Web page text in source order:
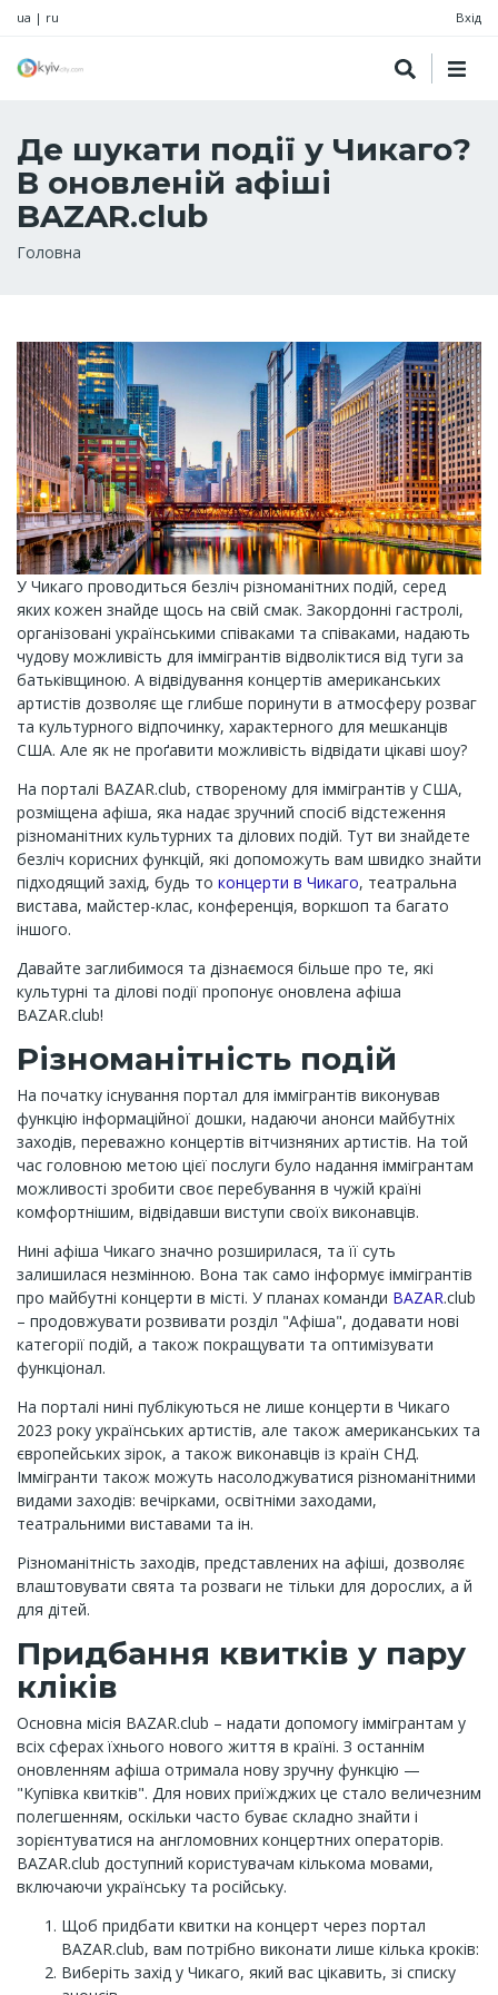
ua | ru Вхід
Де шукати події у Чикаго?
В оновленій афіші
BAZAR.club
Рядок
Головна
У Чикаго проводиться безліч різноманітних подій, серед
яких кожен знайде щось на свій смак. Закордонні гастролі,
організовані українськими співаками та співаками, надають
чудову можливість для іммігрантів відволіктися від туги за
батьківщиною. А відвідування концертів американських
артистів дозволяє ще глибше поринути в атмосферу розваг
та культурного відпочинку, характерного для мешканців
США. Але як не проґавити можливість відвідати цікаві шоу?
На порталі BAZAR.club, створеному для іммігрантів у США,
розміщена афіша, яка надає зручний спосіб відстеження
різноманітних культурних та ділових подій. Тут ви знайдете
безліч корисних функцій, які допоможуть вам швидко знайти
підходящий захід, будь то концерти в Чикаго, театральна
вистава, майстер-клас, конференція, воркшоп та багато
іншого.
Давайте заглибимося та дізнаємося більше про те, які
культурні та ділові події пропонує оновлена афіша
BAZAR.club!
Різноманітність подій
На початку існування портал для іммігрантів виконував
функцію інформаційної дошки, надаючи анонси майбутніх
заходів, переважно концертів вітчизняних артистів. На той
час головною метою цієї послуги було надання іммігрантам
можливості зробити своє перебування в чужій країні
комфортнішим, відвідавши виступи своїх виконавців.
Нині афіша Чикаго значно розширилася, та її суть
залишилася незмінною. Вона так само інформує іммігрантів
про майбутні концерти в місті. У планах команди BAZAR.club
– продовжувати розвивати розділ "Афіша", додавати нові
категорії подій, а також покращувати та оптимізувати
функціонал.
На порталі нині публікуються не лише концерти в Чикаго
2023 року українських артистів, але також американських та
європейських зірок, а також виконавців із країн СНД.
Іммігранти також можуть насолоджуватися різноманітними
видами заходів: вечірками, освітніми заходами,
театральними виставами та ін.
Різноманітність заходів, представлених на афіші, дозволяє
влаштовувати свята та розваги не тільки для дорослих, а й
для дітей.
Придбання квитків у пару
кліків
Основна місія BAZAR.club – надати допомогу іммігрантам у
всіх сферах їхнього нового життя в країні. З останнім
оновленням афіша отримала нову зручну функцію —
"Купівка квитків". Для нових приїжджих це стало величезним
полегшенням, оскільки часто буває складно знайти і
зорієнтуватися на англомовних концертних операторів.
BAZAR.club доступний користувачам кількома мовами,
включаючи українську та російську.
Щоб придбати квитки на концерт через портал
BAZAR.club, вам потрібно виконати лише кілька кроків:
Виберіть захід у Чикаго, який вас цікавить, зі списку